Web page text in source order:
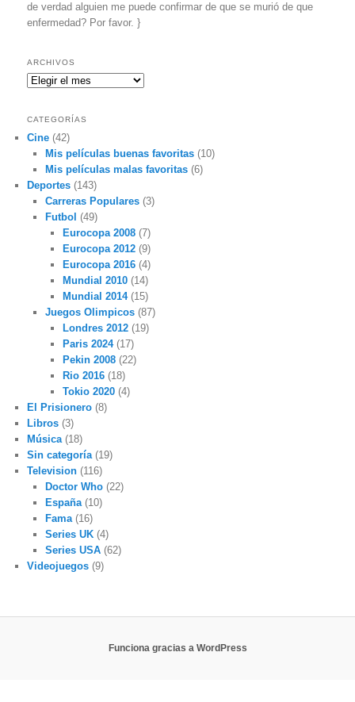
de verdad alguien me puede confirmar de que se murió de que
enfermedad? Por favor. }
ARCHIVOS
Archivos
CATEGORÍAS
Cine (42)
Mis películas buenas favoritas(10)
Mis películas malas favoritas(6)
Deportes (143)
Carreras Populares(3)
Futbol (49)
Eurocopa 2008 (7)
Eurocopa 2012 (9)
Eurocopa 2016 (4)
Mundial 2010 (14)
Mundial 2014(15)
Juegos Olimpicos(87)
Londres 2012 (19)
Paris 2024(17)
Pekin 2008 (22)
Rio 2016 (18)
Tokio 2020 (4)
El Prisionero (8)
Libros (3)
Música(18)
Sin categoría(19)
Television (116)
Doctor Who(22)
España(10)
Fama(16)
Series UK(4)
Series USA(62)
Videojuegos (9)
Funciona gracias a WordPress